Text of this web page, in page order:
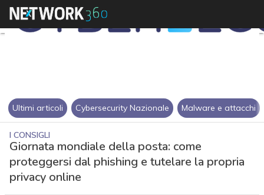
Ultimi articoli Cybersecurity Nazionale Malware e attacchi
I CONSIGLI
Giornata mondiale della posta: come
proteggersi dal phishing e tutelare la propria
privacy online